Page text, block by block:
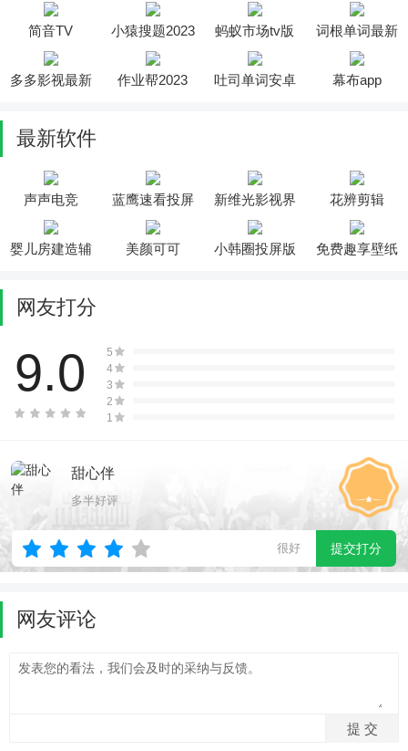
简音TV 小猿搜题2023 蚂蚁市场tv版
词根单词最新
版
多多影视最新
作业帮2023
吐司单词安卓
幕布app
最新软件
声声电竞 蓝鹰速看投屏 新维光影视界 花辨剪辑
婴儿房建造辅
美颜可可 小韩圈投屏版 免费趣享壁纸
网友打分
9.0
5
4
3
2
1
甜心伴
多半好评
很好 提交打分
网友评论